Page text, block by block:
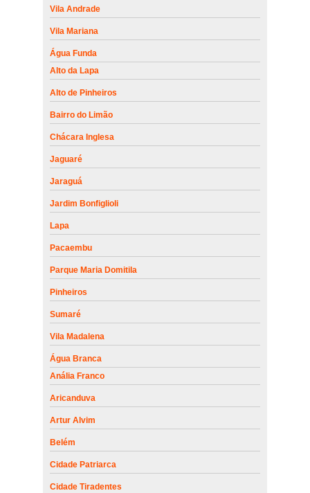
Vila Andrade
Vila Mariana
Água Funda
Alto da Lapa
Alto de Pinheiros
Bairro do Limão
Chácara Inglesa
Jaguaré
Jaraguá
Jardim Bonfiglioli
Lapa
Pacaembu
Parque Maria Domitila
Pinheiros
Sumaré
Vila Madalena
Água Branca
Anália Franco
Aricanduva
Artur Alvim
Belém
Cidade Patriarca
Cidade Tiradentes